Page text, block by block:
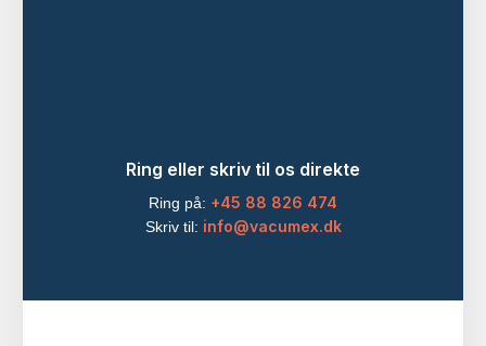
Ring eller skriv til os direkte
Ring på: +45 88 826 474
Skriv til: info@vacumex.dk